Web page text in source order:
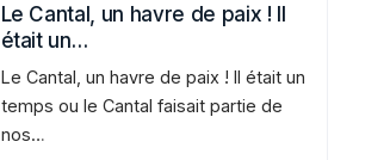
Le Cantal, un havre de paix ! Il
était un…
Le Cantal, un havre de paix ! Il était un
temps ou le Cantal faisait partie de
nos…